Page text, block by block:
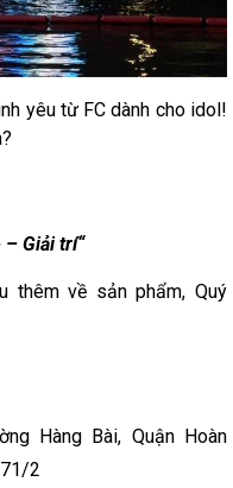
yêu từ FC dành cho idol!
Giải trí“
thêm về sản phẩm, Quý
Hàng Bài, Quận Hoàn
2